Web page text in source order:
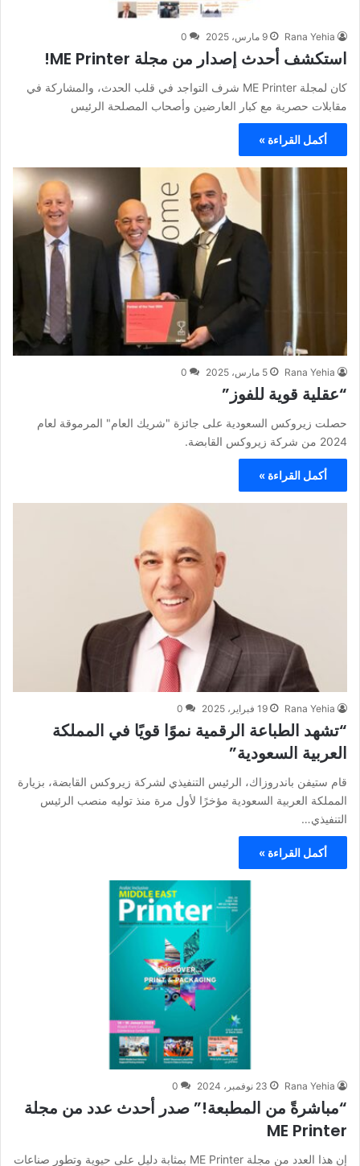
Rana Yehia 9 مارس، 2025 0
استكشف أحدث إصدار من مجلة ME Printer!
كان لمجلة ME Printer شرف التواجد في قلب الحدث، والمشاركة في
مقابلات حصرية مع كبار العارضين وأصحاب المصلحة الرئيس
أكمل القراءة »
Rana Yehia 5 مارس، 2025 0
“عقلية قوية للفوز”
حصلت زيروكس السعودية على جائزة "شريك العام" المرموقة لعام
2024 من شركة زيروكس القابضة.
أكمل القراءة »
Rana Yehia 19 فبراير، 2025 0
“تشهد الطباعة الرقمية نموًا قويًا في المملكة
العربية السعودية”
قام ستيفن باندروزاك، الرئيس التنفيذي لشركة زيروكس القابضة، بزيارة
المملكة العربية السعودية مؤخرًا لأول مرة منذ توليه منصب الرئيس
التنفيذي…
أكمل القراءة »
Rana Yehia 23 نوفمبر، 2024 0
“مباشرةً من المطبعة!” صدر أحدث عدد من مجلة
ME Printer
إن هذا العدد من مجلة ME Printer بمثابة دليل على حيوية وتطور صناعات